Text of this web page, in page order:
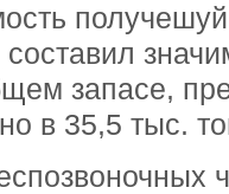
составил
запасе,
в 35,5 тыс.